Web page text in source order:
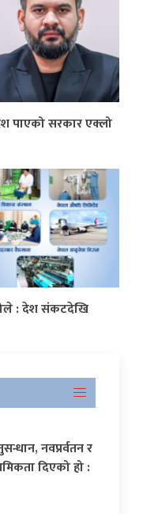
पाएको सरकार एक्लो
: देश संकटदेखि
नवप्रर्वतन र
दिएको हो :